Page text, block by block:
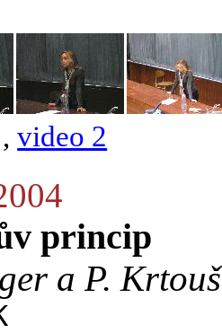
,video 2
princip
a P. Krtouš